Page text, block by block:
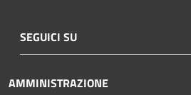
SEGUICI SU
AMMINISTRAZIONE